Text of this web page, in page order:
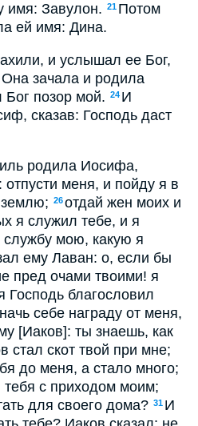
имя: Завулон. 21 Потом
ей имя: Дина.
и услышал ее Бог,
Она зачала и родила
Бог позор мой. 24 И
сказав: Господь даст
родила Иосифа,
меня, и пойду я в
26отдай жен моих и
я служил тебе, и я
службу мою, какую я
ему Лаван: о, если бы
пред очами твоими! я
Господь благословил
себе награду от меня,
[Иаков]: ты знаешь, как
стал скот твой при мне;
до меня, а стало много;
тебя с приходом моим;
для своего дома? 31 И